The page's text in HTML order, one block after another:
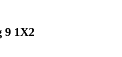
9 1X2